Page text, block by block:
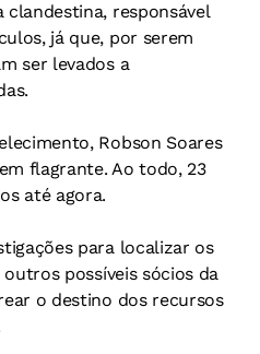
responsável
já que, por serem
ser levados a
Robson Soares
flagrante. Ao todo, 23
até agora.
para localizar os
possíveis sócios da
o destino dos recursos